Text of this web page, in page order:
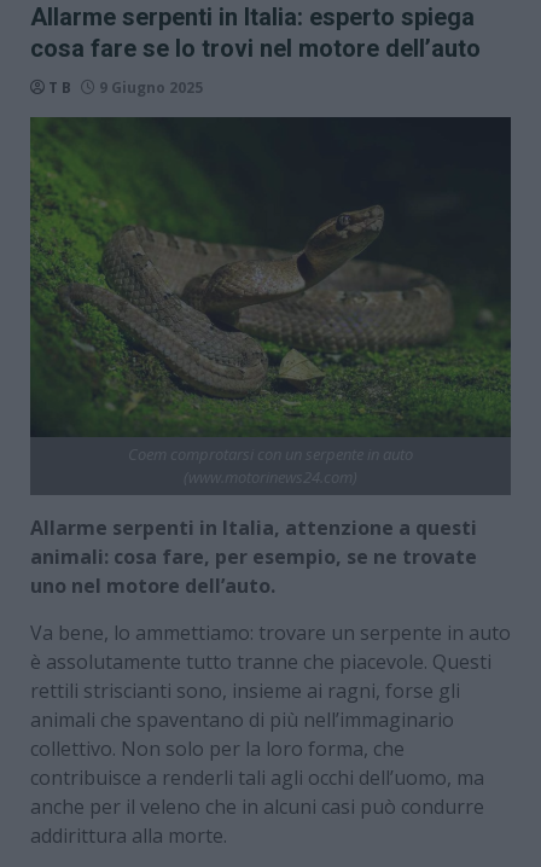
Allarme serpenti in Italia: esperto spiega
cosa fare se lo trovi nel motore dell’auto
T B 9 Giugno 2025
Allarme serpenti in Italia, attenzione a questi
animali: cosa fare, per esempio, se ne trovate
uno nel motore dell’auto.
Va bene, lo ammettiamo: trovare un serpente in auto
è assolutamente tutto tranne che piacevole. Questi
rettili striscianti sono, insieme ai ragni, forse gli
animali che spaventano di più nell’immaginario
collettivo. Non solo per la loro forma, che
contribuisce a renderli tali agli occhi dell’uomo, ma
anche per il veleno che in alcuni casi può condurre
addirittura alla morte.